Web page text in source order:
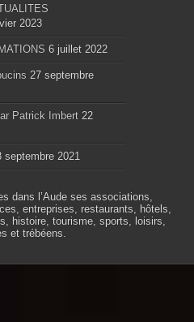
2023
6 juillet 2022
27 septembre
Patrick Imbert 22
septembre 2021
dans l’Aude ses associations,
entreprises, restaurants, hôtels,
histoire, tourisme, sports, loisirs,
et trébéens.